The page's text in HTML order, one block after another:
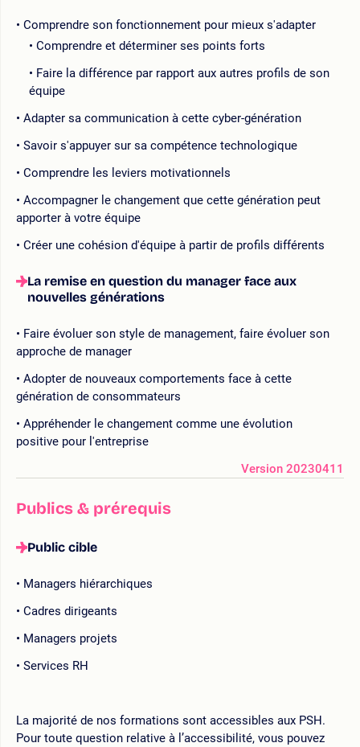
Comprendre son fonctionnement pour mieux s'adapter
Comprendre et déterminer ses points forts
Faire la différence par rapport aux autres profils de son
équipe
Adapter sa communication à cette cyber-génération
Savoir s'appuyer sur sa compétence technologique
Comprendre les leviers motivationnels
Accompagner le changement que cette génération peut
apporter à votre équipe
Créer une cohésion d'équipe à partir de profils différents
La remise en question du manager face aux
nouvelles générations
Faire évoluer son style de management, faire évoluer son
approche de manager
Adopter de nouveaux comportements face à cette
génération de consommateurs
Appréhender le changement comme une évolution
positive pour l'entreprise
Version 20230411
Publics & prérequis
Public cible
Managers hiérarchiques
Cadres dirigeants
Managers projets
Services RH
La majorité de nos formations sont accessibles aux PSH.
Pour toute question relative à l’accessibilité, vous pouvez